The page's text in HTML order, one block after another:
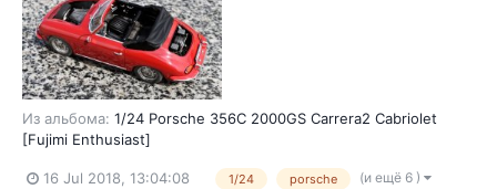
Из альбома: 1/24 Porsche 356C 2000GS Carrera2 Cabriolet
[Fujimi Enthusiast]
16 Jul 2018, 13:04:08 1/24 porsche (и ещё 6 )